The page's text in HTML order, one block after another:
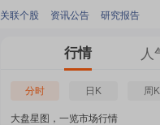
关联个股 资讯公告 研究报告
行情 人
分时 日K 周K
大盘星图，一览市场行情